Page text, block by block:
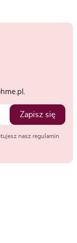
Zapisz się
nasz regulamin